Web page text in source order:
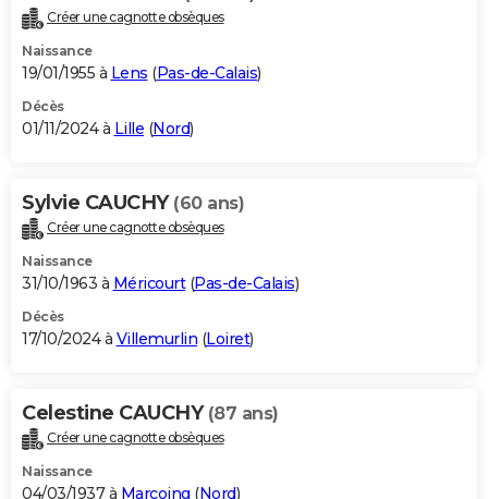
Créer une cagnotte obsèques
Naissance
19/01/1955 à Lens (Pas-de-Calais)
Décès
01/11/2024 à Lille (Nord)
Sylvie CAUCHY (60 ans)
Créer une cagnotte obsèques
Naissance
31/10/1963 à Méricourt(Pas-de-Calais)
Décès
17/10/2024 à Villemurlin (Loiret)
Celestine CAUCHY (87 ans)
Créer une cagnotte obsèques
Naissance
04/03/1937 à Marcoing (Nord)